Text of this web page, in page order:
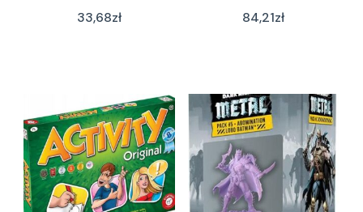
33,68zł 84,21zł